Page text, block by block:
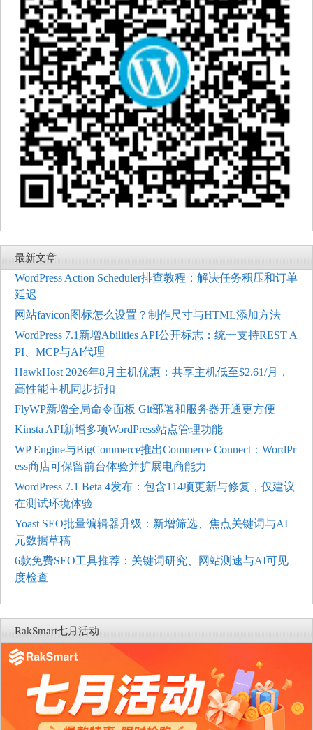
最新文章
WordPress Action Scheduler排查教程：解决任务积压和订单
延迟
网站favicon图标怎么设置？制作尺寸与HTML添加方法
WordPress 7.1新增Abilities API公开标志：统一支持REST A
PI、MCP与AI代理
HawkHost 2026年8月主机优惠：共享主机低至$2.61/月，
高性能主机同步折扣
FlyWP新增全局命令面板 Git部署和服务器开通更方便
Kinsta API新增多项WordPress站点管理功能
WP Engine与BigCommerce推出Commerce Connect：WordPr
ess商店可保留前台体验并扩展电商能力
WordPress 7.1 Beta 4发布：包含114项更新与修复，仅建议
在测试环境体验
Yoast SEO批量编辑器升级：新增筛选、焦点关键词与AI
元数据草稿
6款免费SEO工具推荐：关键词研究、网站测速与AI可见
度检查
RakSmart七月活动